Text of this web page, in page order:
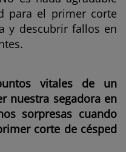
para el primer corte
y descubrir fallos en
vitales de un
nuestra segadora en
sorpresas cuando
corte de césped